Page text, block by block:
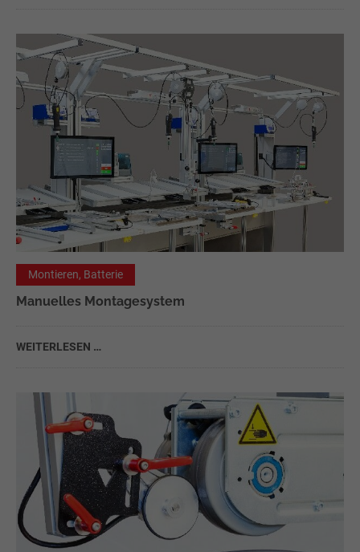
Montieren, Batterie
Manuelles Montagesystem
WEITERLESEN …